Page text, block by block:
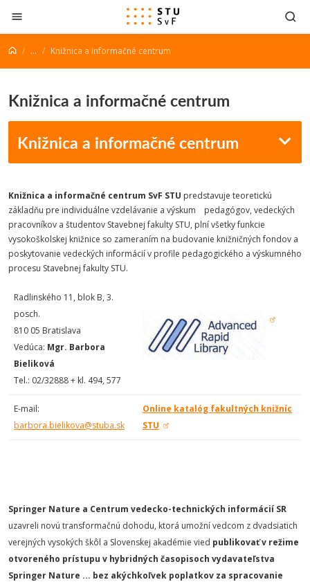
Prejsť na obsah
... Knižnica a informačné centrum
Knižnica a informačné centrum
Knižnica a informačné centrum
Knižnica a informačné centrum SvF STU predstavuje teoretickú
základňu pre in­dividuálne vzdelávanie a výskum pedagógov, vedeckých
pracovníkov a študentov Stavebnej fakulty STU, plní všetky funkcie
vysokoškolskej knižnice so zameraním na budovanie knižničných fondov a
poskytovanie vedeckých informácií v profile pedagogického a výskumného
procesu Stavebnej fakulty STU.
Radlinského 11, blok B, 3.
posch.
810 05 Bratislava
Vedúca: Mgr. Barbora
Bieliková
Tel.: 02/32888 + kl. 494, 577
E-mail:
barbora.bielikova@stuba.sk
Online katalóg fakultných knižníc
STU
Springer Nature a Centrum vedecko-technických informácií SR
uzavreli novú transformačnú dohodu, ktorá umožní vedcom z dvadsiatich
verejných vysokých škôl a Slovenskej akadémie vied publikovať v režime
otvoreného prístupu v hybridných časopisoch vydavateľstva
Springer Nature ... bez akýchkoľvek poplatkov za spracovanie